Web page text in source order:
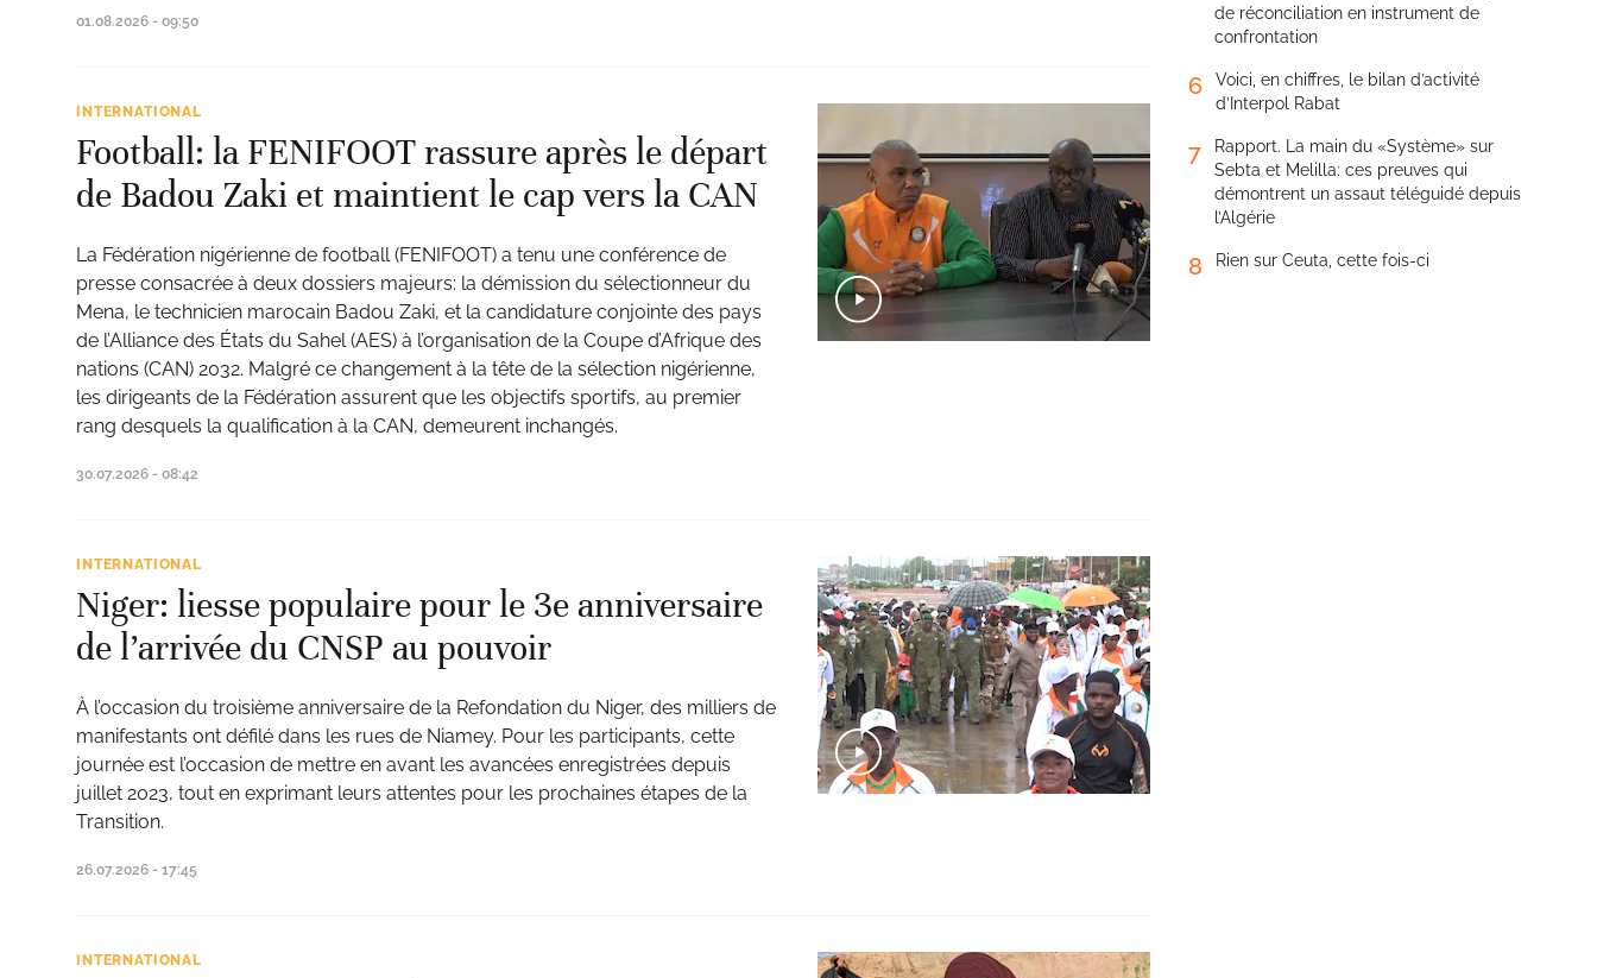
01.08.2026 - 09:50
INTERNATIONAL
Football: la FENIFOOT rassure après le départ
de Badou Zaki et maintient le cap vers la CAN
La Fédération nigérienne de football (FENIFOOT) a tenu une conférence de
presse consacrée à deux dossiers majeurs: la démission du sélectionneur du
Mena, le technicien marocain Badou Zaki, et la candidature conjointe des pays
de l’Alliance des États du Sahel (AES) à l’organisation de la Coupe d’Afrique des
nations (CAN) 2032. Malgré ce changement à la tête de la sélection nigérienne,
les dirigeants de la Fédération assurent que les objectifs sportifs, au premier
rang desquels la qualification à la CAN, demeurent inchangés.
30.07.2026 - 08:42
INTERNATIONAL
Niger: liesse populaire pour le 3e anniversaire
de l’arrivée du CNSP au pouvoir
À l’occasion du troisième anniversaire de la Refondation du Niger, des milliers de
manifestants ont défilé dans les rues de Niamey. Pour les participants, cette
journée est l’occasion de mettre en avant les avancées enregistrées depuis
juillet 2023, tout en exprimant leurs attentes pour les prochaines étapes de la
Transition.
26.07.2026 - 17:45
INTERNATIONAL
de réconciliation en instrument de
confrontation
6
Voici, en chiffres, le bilan d’activité
d’Interpol Rabat
7
Rapport. La main du «Système» sur
Sebta et Melilla: ces preuves qui
démontrent un assaut téléguidé depuis
l’Algérie
8 Rien sur Ceuta, cette fois-ci